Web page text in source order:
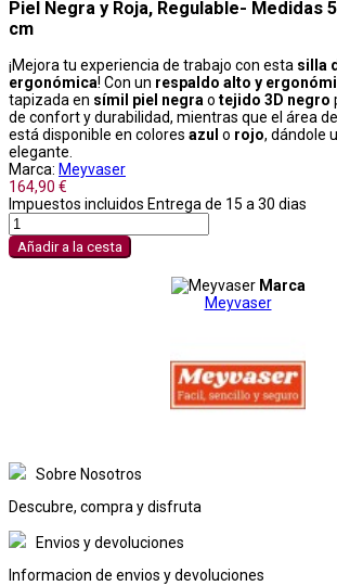
Piel Negra y Roja, Regulable- Medidas
cm
¡Mejora tu experiencia de trabajo con esta silla
ergonómica! Con un respaldo alto y
tapizada en símil piel negra o tejido 3D negro
de confort y durabilidad, mientras que el área del
está disponible en colores azul o rojo, dándole
elegante.
Marca: Meyvaser
164,90 €
Impuestos incluidos Entrega de 15 a 30 dias
Añadir a la cesta
Marca
Meyvaser
Sobre Nosotros
Descubre, compra y disfruta
Envios y devoluciones
Informacion de envios y devoluciones